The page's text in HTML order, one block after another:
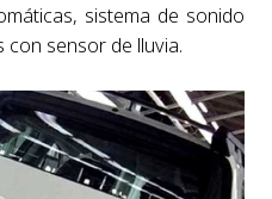
sistema de sonido
con sensor de lluvia.